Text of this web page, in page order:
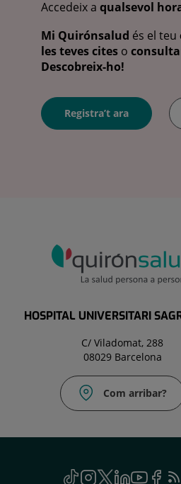
Accedeix a qualsevol
Mi Quirónsalud és el teu
les teves cites o
Descobreix-ho!
Registra’t ara
HOSPITAL UNIVERSITARI
C/ Viladomat, 288
08029 Barcelona
Com arribar?
TikTok
AquestInstagram
AquestTwitter
AquestLinkedin
AquestYoutube
AquestAquest
Feed